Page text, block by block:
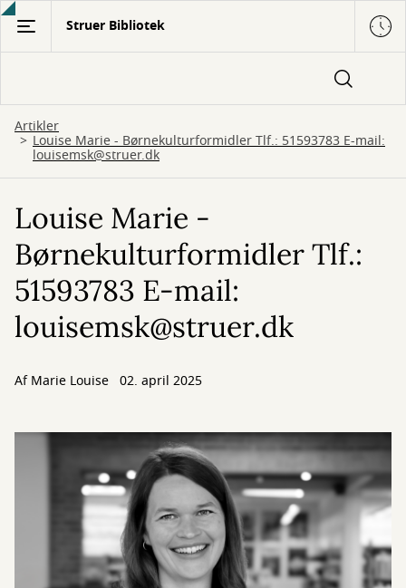
Gå
hovedindhold
Struer Bibliotek
Artikler
Louise Marie - Børnekulturformidler Tlf.: 51593783 E-mail:
louisemsk@struer.dk
Louise Marie -
Børnekulturformidler Tlf.:
51593783 E-mail:
louisemsk@struer.dk
AfMarie Louise 02. april 2025